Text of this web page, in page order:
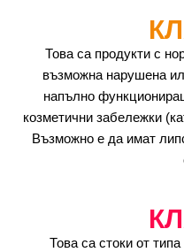
Това са продукти с
възможна нарушена
напълно
козметични забележки
Възможно е да имат
Това са стоки от